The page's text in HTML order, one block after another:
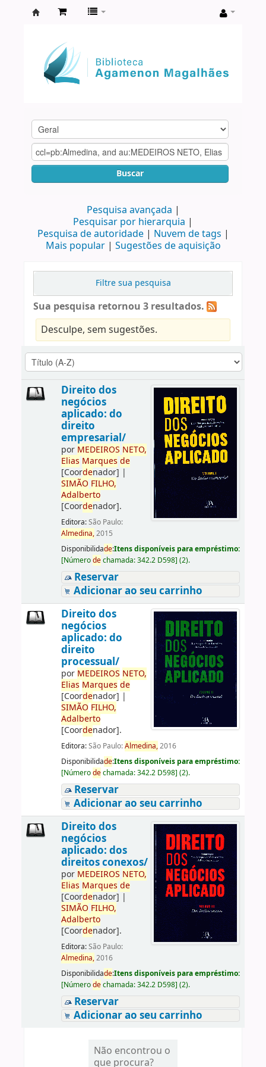
Agamenon
Magalhães
Buscar
Pesquisa avançada
Pesquisar por hierarquia
Pesquisa de autoridade
Nuvem de tags
Mais popular
Sugestões de aquisição
Filtre sua pesquisa
Sua pesquisa retornou 3 resultados.
Desculpe, sem sugestões.
Direito dos
negócios
aplicado: do
direito
empresarial/
por MEDEIROS NETO,
Elias Marques de
[Coordenador] |
SIMÃO FILHO,
Adalberto
[Coordenador].
Editora:São Paulo:
Almedina,2015
Disponibilidade:Itens disponíveis para empréstimo:
[Númerodechamada:342.2 D598] (2).
Reservar
Adicionar ao seu carrinho
Direito dos
negócios
aplicado: do
direito
processual/
por MEDEIROS NETO,
Elias Marques de
[Coordenador] |
SIMÃO FILHO,
Adalberto
[Coordenador].
Editora:São Paulo:Almedina,2016
Disponibilidade:Itens disponíveis para empréstimo:
[Númerodechamada:342.2 D598] (2).
Reservar
Adicionar ao seu carrinho
Direito dos
negócios
aplicado: dos
direitos conexos/
por MEDEIROS NETO,
Elias Marques de
[Coordenador] |
SIMÃO FILHO,
Adalberto
[Coordenador].
Editora:São Paulo:
Almedina,2016
Disponibilidade:Itens disponíveis para empréstimo:
[Númerodechamada:342.2 D598] (2).
Reservar
Adicionar ao seu carrinho
Não encontrou o
que procura?